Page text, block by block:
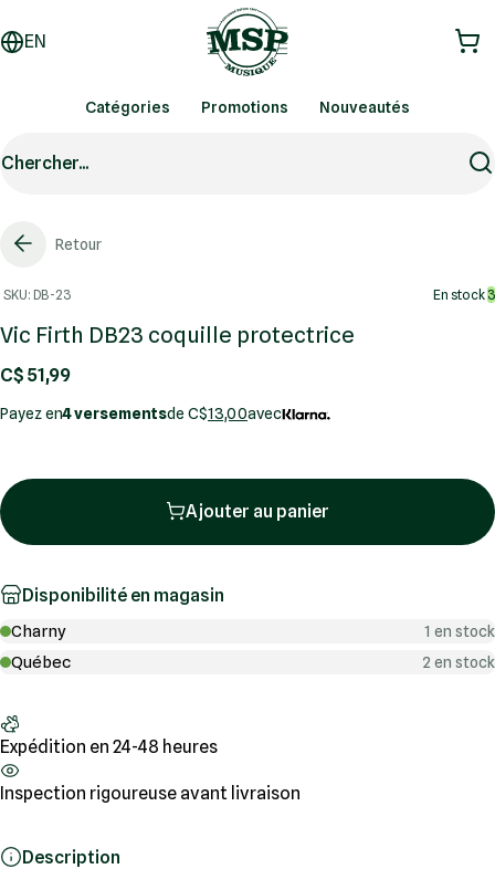
EN
Catégories Promotions Nouveautés
Chercher...
Retour
SKU: DB-23 En stock 3
Vic Firth DB23 coquille protectrice
C$ 51,99
Payez en4 versementsde C$13,00avec
Ajouter au panier
Disponibilité en magasin
Charny 1 en stock
Québec 2 en stock
Expédition en 24-48 heures
Inspection rigoureuse avant livraison
Description